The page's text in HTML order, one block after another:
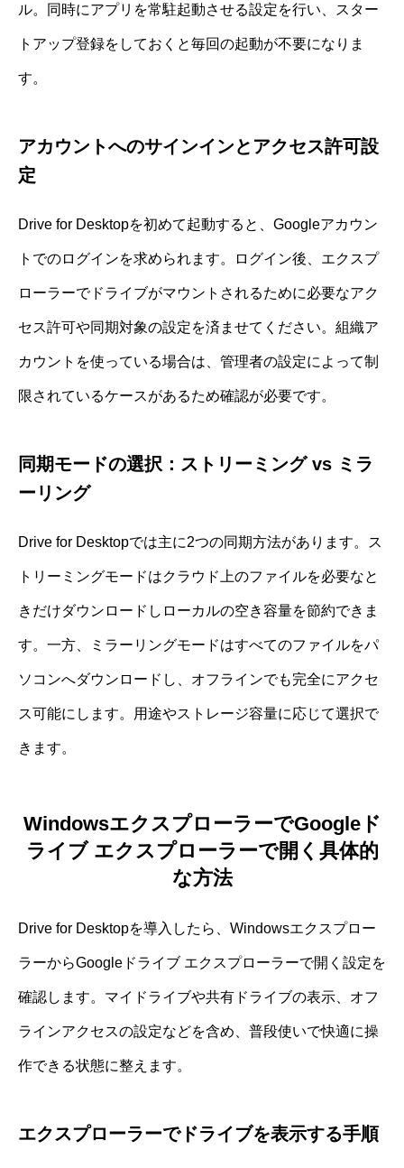
ル。同時にアプリを常駐起動させる設定を行い、スター
トアップ登録をしておくと毎回の起動が不要になりま
す。
アカウントへのサインインとアクセス許可設
定
Drive for Desktopを初めて起動すると、Googleアカウン
トでのログインを求められます。ログイン後、エクスプ
ローラーでドライブがマウントされるために必要なアク
セス許可や同期対象の設定を済ませてください。組織ア
カウントを使っている場合は、管理者の設定によって制
限されているケースがあるため確認が必要です。
同期モードの選択：ストリーミング vs ミラ
ーリング
Drive for Desktopでは主に2つの同期方法があります。ス
トリーミングモードはクラウド上のファイルを必要なと
きだけダウンロードしローカルの空き容量を節約できま
す。一方、ミラーリングモードはすべてのファイルをパ
ソコンへダウンロードし、オフラインでも完全にアクセ
ス可能にします。用途やストレージ容量に応じて選択で
きます。
WindowsエクスプローラーでGoogleド
ライブ エクスプローラーで開く具体的
な方法
Drive for Desktopを導入したら、Windowsエクスプロー
ラーからGoogleドライブ エクスプローラーで開く設定を
確認します。マイドライブや共有ドライブの表示、オフ
ラインアクセスの設定などを含め、普段使いで快適に操
作できる状態に整えます。
エクスプローラーでドライブを表示する手順